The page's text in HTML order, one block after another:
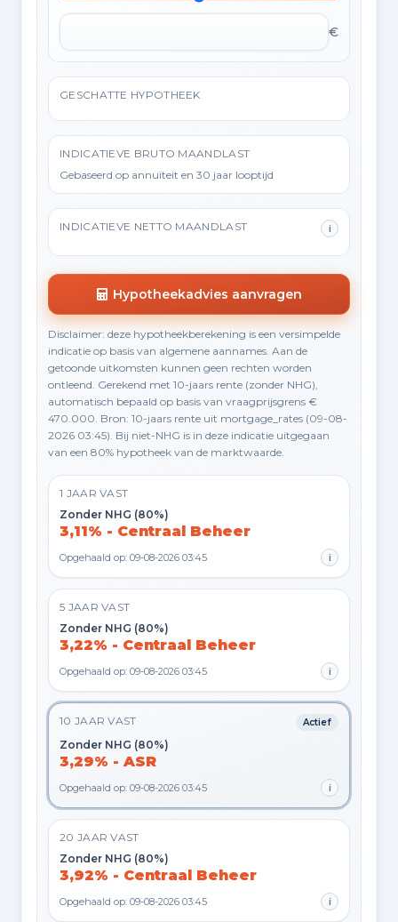
€
GESCHATTE HYPOTHEEK
INDICATIEVE BRUTO MAANDLAST
Gebaseerd op annuïteit en 30 jaar looptijd
INDICATIEVE NETTO MAANDLAST i
Hypotheekadvies aanvragen
Disclaimer: deze hypotheekberekening is een versimpelde
indicatie op basis van algemene aannames. Aan de
getoonde uitkomsten kunnen geen rechten worden
ontleend. Gerekend met 10-jaars rente (zonder NHG),
automatisch bepaald op basis van vraagprijsgrens €
470.000. Bron: 10-jaars rente uit mortgage_rates (09-08-
2026 03:45). Bij niet-NHG is in deze indicatie uitgegaan
van een 80% hypotheek van de marktwaarde.
1 JAAR VAST
Zonder NHG (80%)
3,11% - Centraal Beheer
Opgehaald op: 09-08-2026 03:45 i
5 JAAR VAST
Zonder NHG (80%)
3,22% - Centraal Beheer
Opgehaald op: 09-08-2026 03:45 i
10 JAAR VAST Actief
Zonder NHG (80%)
3,29% - ASR
Opgehaald op: 09-08-2026 03:45 i
20 JAAR VAST
Zonder NHG (80%)
3,92% - Centraal Beheer
Opgehaald op: 09-08-2026 03:45 i